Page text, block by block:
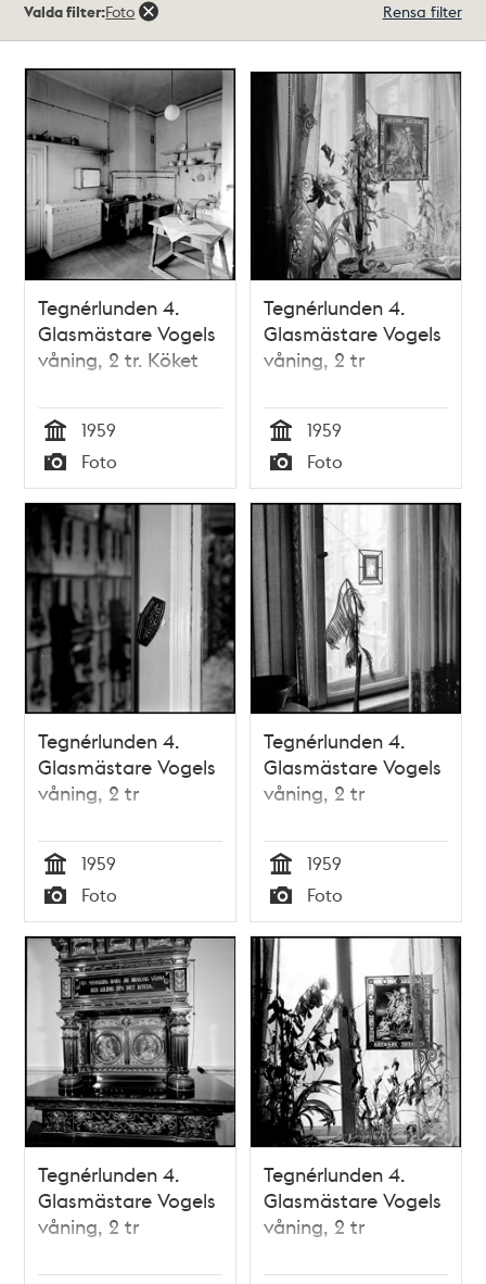
träffar
Valda filter:Foto Rensa filter
Tegnérlunden 4.
Glasmästare Vogels
våning, 2 tr. Köket
Tid
1959
Typ
Foto
Tegnérlunden 4.
Glasmästare Vogels
våning, 2 tr
Tid
1959
Typ
Foto
Tegnérlunden 4.
Glasmästare Vogels
våning, 2 tr
Tid
1959
Typ
Foto
Tegnérlunden 4.
Glasmästare Vogels
våning, 2 tr
Tid
1959
Typ
Foto
Tegnérlunden 4.
Glasmästare Vogels
våning, 2 tr
Tegnérlunden 4.
Glasmästare Vogels
våning, 2 tr